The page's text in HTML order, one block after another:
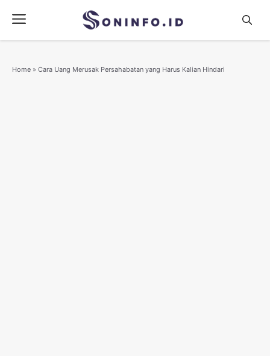
content
Menu
Home » Cara Uang Merusak Persahabatan yang Harus Kalian Hindari